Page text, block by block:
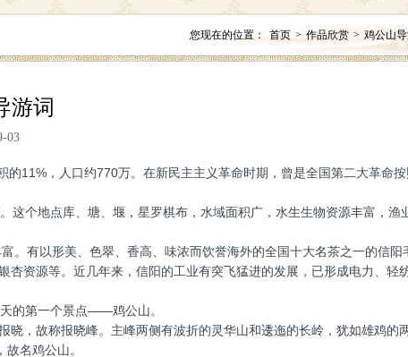
您现在的位置： 首页 > 作品欣赏 > 鸡公山
游词
03
11%，人口约770万。在新民主主义革命时期，曾是全国第二大革命
个地点库、塘、堰，星罗棋布，水域面积广，水生生物资源丰富，渔
有以形美、色翠、香高、味浓而饮誉海外的全国十大名茶之一的信阳
资源等。近几年来，信阳的工业有突飞猛进的发展，已形成电力、轻纺
的第一个景点——鸡公山。
，故称报晓峰。主峰两侧有波折的灵华山和逶迤的长岭，犹如雄鸡的
故名鸡公山。